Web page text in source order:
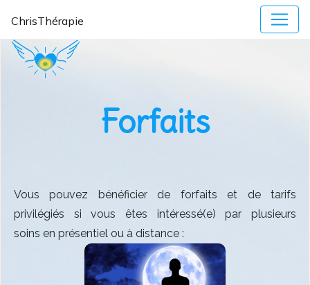
ChrisThérapie
Forfaits
Vous pouvez bénéficier de forfaits et de tarifs
privilégiés si vous êtes intéressé(e) par plusieurs
soins en présentiel ou à distance :